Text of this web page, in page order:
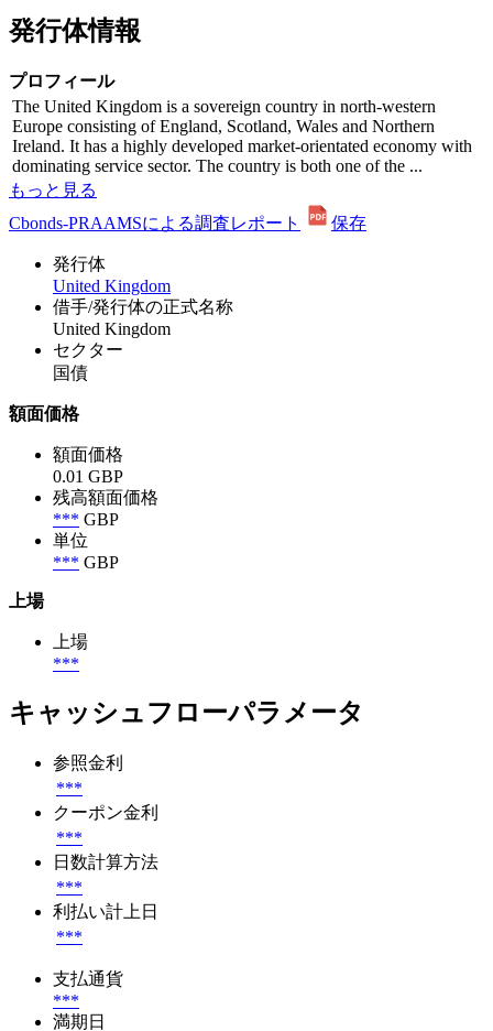
発行体情報
プロフィール
The United Kingdom is a sovereign country in north-western
Europe consisting of England, Scotland, Wales and Northern
Ireland. It has a highly developed market-orientated economy with
dominating service sector. The country is both one of the ...
もっと見る
Cbonds-PRAAMSによる調査レポート
保存
発行体
United Kingdom
借手/発行体の正式名称
United Kingdom
セクター
国債
額面価格
額面価格
0.01 GBP
残高額面価格
*** GBP
単位
*** GBP
上場
上場
***
キャッシュフローパラメータ
参照金利
***
クーポン金利
***
日数計算方法
***
利払い計上日
***
支払通貨
***
満期日